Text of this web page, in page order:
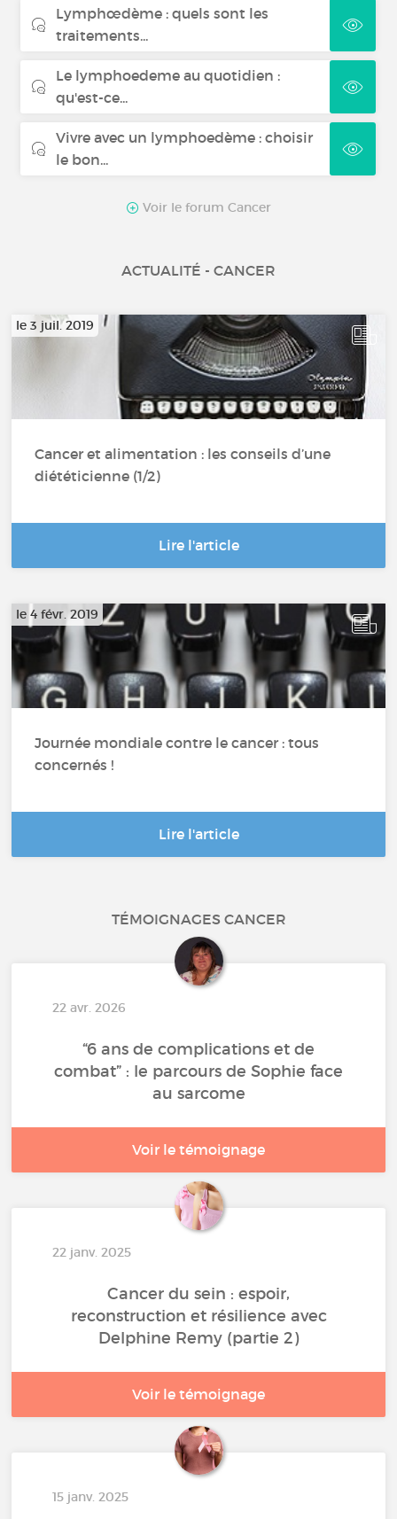
Lymphœdème : quels sont les
traitements...
Le lymphoedeme au quotidien :
qu'est-ce...
Vivre avec un lymphoedème : choisir
le bon...
Voir le forum Cancer
ACTUALITÉ - CANCER
le 3 juil. 2019
Cancer et alimentation : les conseils d’une
diététicienne (1/2)
Lire l'article
le 4 févr. 2019
Journée mondiale contre le cancer : tous
concernés !
Lire l'article
TÉMOIGNAGES CANCER
22 avr. 2026
“6 ans de complications et de
combat” : le parcours de Sophie face
au sarcome
Voir le témoignage
22 janv. 2025
Cancer du sein : espoir,
reconstruction et résilience avec
Delphine Remy (partie 2)
Voir le témoignage
15 janv. 2025